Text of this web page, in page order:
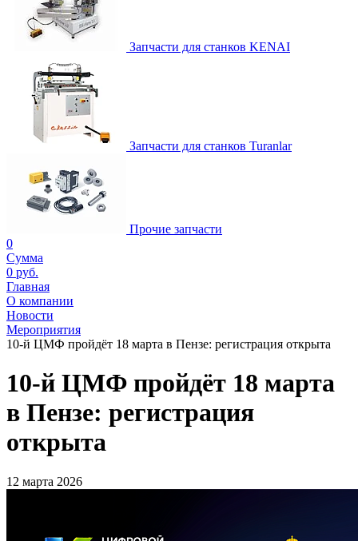
Запчасти для станков KENAI
Запчасти для станков Turanlar
Прочие запчасти
0
Сумма
0 руб.
Главная
О компании
Новости
Мероприятия
10-й ЦМФ пройдёт 18 марта в Пензе: регистрация открыта
10-й ЦМФ пройдёт 18 марта
в Пензе: регистрация
открыта
12 марта 2026